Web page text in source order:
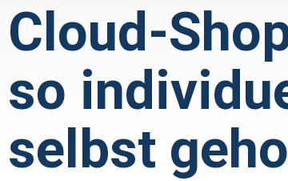
Cloud-
so
selbst